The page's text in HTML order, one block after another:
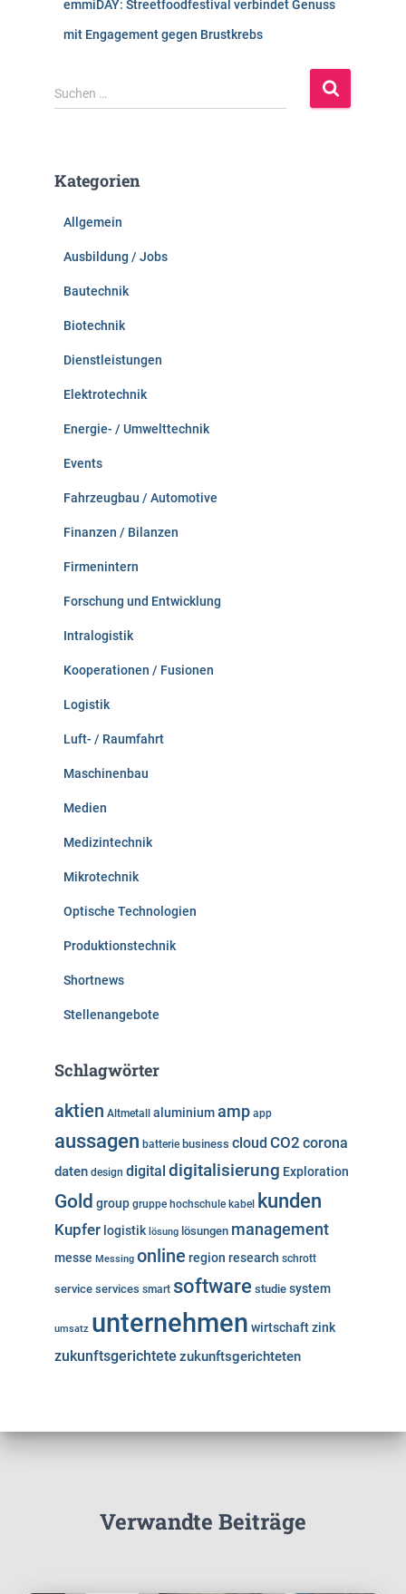
emmiDAY: Streetfoodfestival verbindet Genuss
mit Engagement gegen Brustkrebs
S
u
n
Suchen …
Kategorien
Allgemein
Ausbildung / Jobs
Bautechnik
Biotechnik
Dienstleistungen
Elektrotechnik
Energie- / Umwelttechnik
Events
Fahrzeugbau / Automotive
Finanzen / Bilanzen
Firmenintern
Forschung und Entwicklung
Intralogistik
Kooperationen / Fusionen
Logistik
Luft- / Raumfahrt
Maschinenbau
Medien
Medizintechnik
Mikrotechnik
Optische Technologien
Produktionstechnik
Shortnews
Stellenangebote
Schlagwörter
aktien Altmetall aluminiumamp app
aussagen batterie business cloud CO2 corona
daten design digital digitalisierung Exploration
Gold group gruppe hochschule kabel kunden
Kupfer logistik lösung lösungen management
messe Messing online region research schrott
service services smart software studie system
umsatz unternehmen wirtschaftzink
zukunftsgerichtete zukunftsgerichteten
Verwandte Beiträge